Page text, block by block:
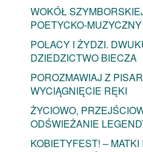
WOKÓŁ
POETYCKO-MUZYCZNY
POLACY I ŻYDZI.
DZIEDZICTWO BIECZA
POROZMAWIAJ Z
WYCIĄGNIĘCIE RĘKI
ŻYCIOWO,
ODŚWIEŻANIE
KOBIETYFEST! –